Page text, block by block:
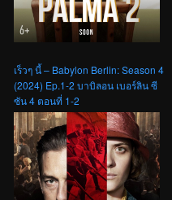
เร็วๆ นี้ – Babylon Berlin: Season 4
(2024) Ep.1-2 บาบิลอน เบอร์ลิน ซี
ซัน 4 ตอนที่ 1-2